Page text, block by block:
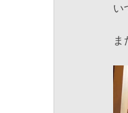
い
ま